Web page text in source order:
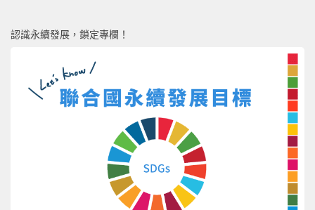
認識永續發展，鎖定專欄！